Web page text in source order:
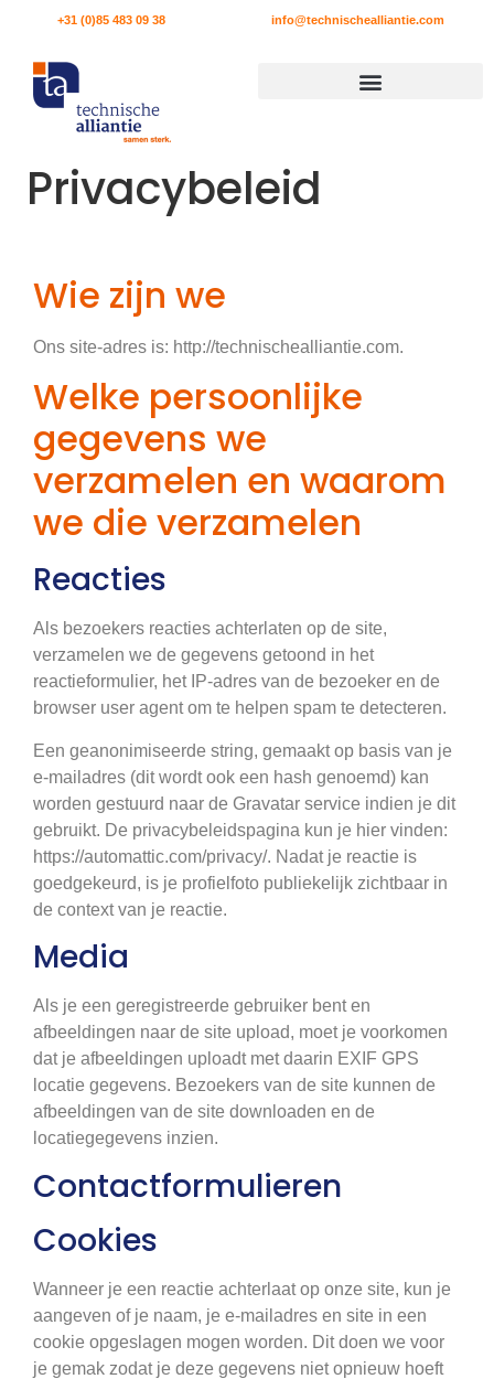
+31 (0)85 483 09 38 info@technischealliantie.com
Privacybeleid
Wie zijn we
Ons site-adres is: http://technischealliantie.com.
Welke persoonlijke
gegevens we
verzamelen en waarom
we die verzamelen
Reacties
Als bezoekers reacties achterlaten op de site,
verzamelen we de gegevens getoond in het
reactieformulier, het IP-adres van de bezoeker en de
browser user agent om te helpen spam te detecteren.
Een geanonimiseerde string, gemaakt op basis van je
e-mailadres (dit wordt ook een hash genoemd) kan
worden gestuurd naar de Gravatar service indien je dit
gebruikt. De privacybeleidspagina kun je hier vinden:
https://automattic.com/privacy/. Nadat je reactie is
goedgekeurd, is je profielfoto publiekelijk zichtbaar in
de context van je reactie.
Media
Als je een geregistreerde gebruiker bent en
afbeeldingen naar de site upload, moet je voorkomen
dat je afbeeldingen uploadt met daarin EXIF GPS
locatie gegevens. Bezoekers van de site kunnen de
afbeeldingen van de site downloaden en de
locatiegegevens inzien.
Contactformulieren
Cookies
Wanneer je een reactie achterlaat op onze site, kun je
aangeven of je naam, je e-mailadres en site in een
cookie opgeslagen mogen worden. Dit doen we voor
je gemak zodat je deze gegevens niet opnieuw hoeft